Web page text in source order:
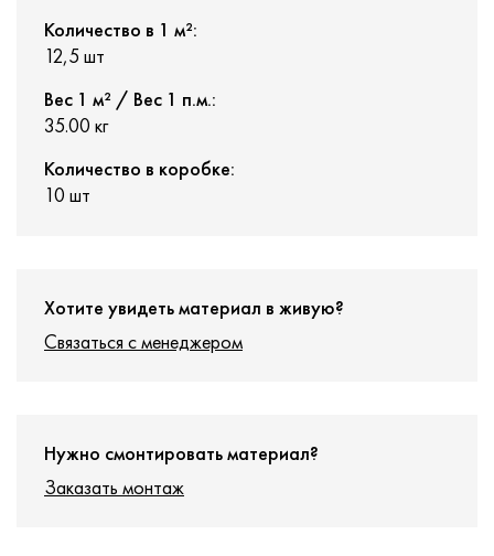
Количество в 1 м²:
12,5 шт
Вес 1 м² / Вес 1 п.м.:
35.00 кг
Количество в коробке:
10 шт
Хотите увидеть материал в живую?
Связаться с менеджером
Нужно смонтировать материал?
Заказать монтаж